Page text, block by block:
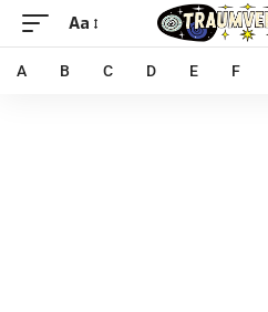
Aa
A B C D E F